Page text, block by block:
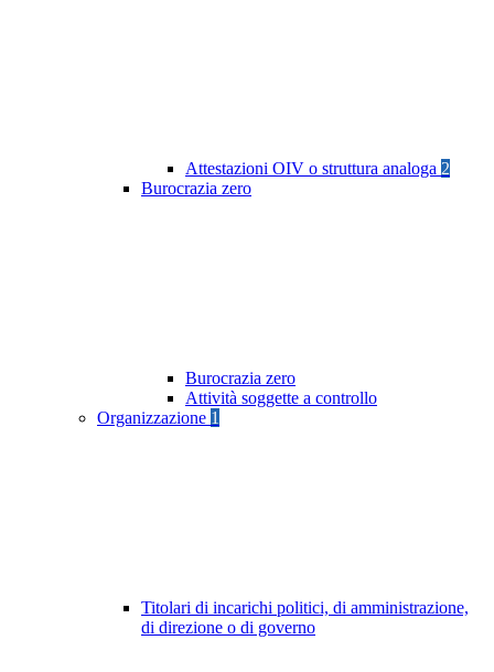
Attestazioni OIV o struttura analoga 2
Burocrazia zero
Burocrazia zero
Attività soggette a controllo
Organizzazione 1
Titolari di incarichi politici, di amministrazione,
di direzione o di governo